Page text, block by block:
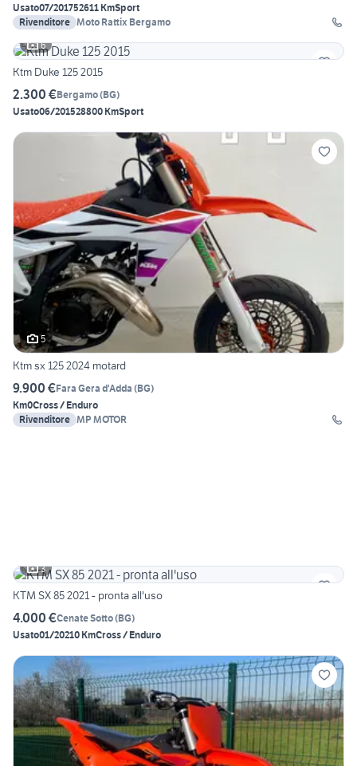
Usato07/201752611 KmSport
Rivenditore Moto Rattix Bergamo
6
Ktm Duke 125 2015
2.300 €Bergamo(BG)
Usato06/201528800 KmSport
5
Ktm sx 125 2024 motard
9.900 €Fara Gera d'Adda (BG)
Km0Cross / Enduro
Rivenditore MP MOTOR
3
KTM SX 85 2021 - pronta all'uso
4.000 €Cenate Sotto(BG)
Usato01/20210 KmCross / Enduro